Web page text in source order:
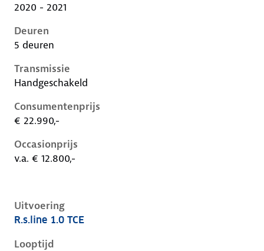
2020 - 2021
Deuren
5 deuren
Transmissie
Handgeschakeld
Consumentenprijs
€ 22.990,-
Occasionprijs
v.a. € 12.800,-
Uitvoering
Renault Captur ii, 1.0 tce, 67 kW, Benzine, 5 deuren
R.s.line 1.0 TCE
Looptijd